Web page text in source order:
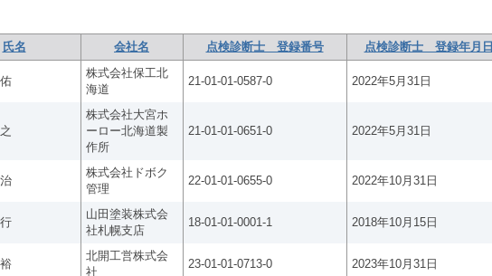
氏名 会社名 点検診断士 登録番号 点検診断士 登録年月日
株式会社保工北
海道
21-01-01-0587-0 2022年5月31日
株式会社大宮ホ
ーロー北海道製
作所
21-01-01-0651-0 2022年5月31日
株式会社ドボク
管理
22-01-01-0655-0 2022年10月31日
山田塗装株式会
社札幌支店
18-01-01-0001-1 2018年10月15日
北開工営株式会
社
23-01-01-0713-0 2023年10月31日